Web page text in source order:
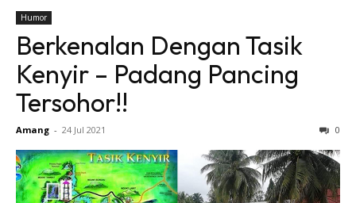
Humor
Berkenalan Dengan Tasik
Kenyir – Padang Pancing
Tersohor!!
Amang - 24 Jul 2021 0